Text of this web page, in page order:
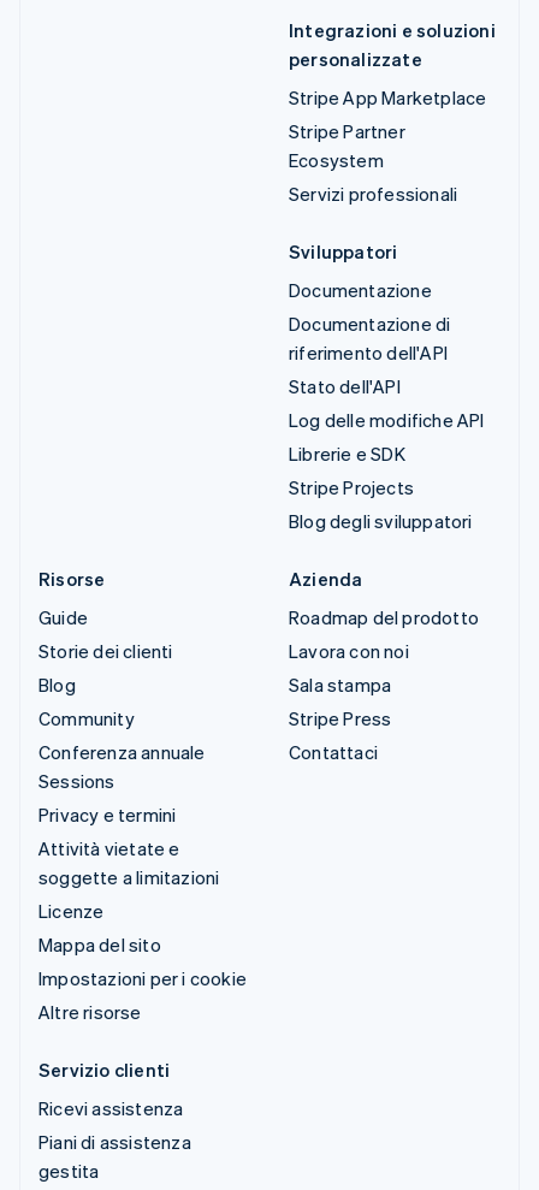
Integrazioni e soluzioni
personalizzate
Stripe App Marketplace
Stripe Partner
Ecosystem
Servizi professionali
Sviluppatori
Documentazione
Documentazione di
riferimento dell'API
Stato dell'API
Log delle modifiche API
Librerie e SDK
Stripe Projects
Blog degli sviluppatori
Risorse
Guide
Storie dei clienti
Blog
Community
Conferenza annuale
Sessions
Privacy e termini
Attività vietate e
soggette a limitazioni
Licenze
Mappa del sito
Impostazioni per i cookie
Altre risorse
Azienda
Roadmap del prodotto
Lavora con noi
Sala stampa
Stripe Press
Contattaci
Servizio clienti
Ricevi assistenza
Piani di assistenza
gestita